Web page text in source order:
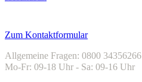
Zum Kontaktformular
Allgemeine Fragen: 0800 34356266
Mo-Fr: 09-18 Uhr - Sa: 09-16 Uhr